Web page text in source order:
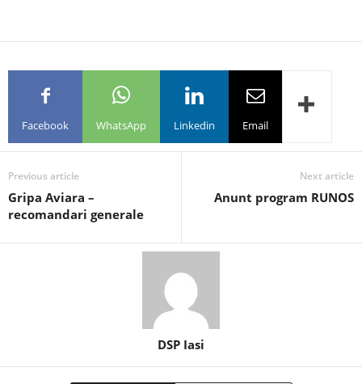
Facebook WhatsApp Linkedin Email
Previous article
Gripa Aviara –
recomandari generale
Next article
Anunt program RUNOS
DSP Iasi